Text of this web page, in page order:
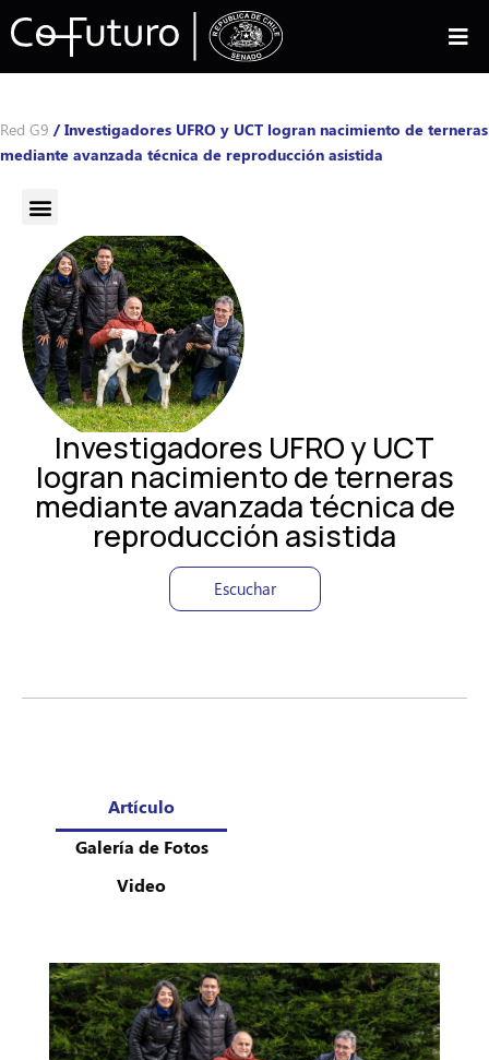
Red G9 /Investigadores UFRO y UCT logran nacimiento de terneras
mediante avanzada técnica de reproducción asistida
Investigadores UFRO y UCT
logran nacimiento de terneras
mediante avanzada técnica de
reproducción asistida
Escuchar
Artículo
Galería de Fotos
Video